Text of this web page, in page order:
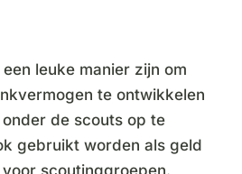
leuke manier zijn om
te ontwikkelen
de scouts op te
gebruikt worden als geld
scoutinggroepen.